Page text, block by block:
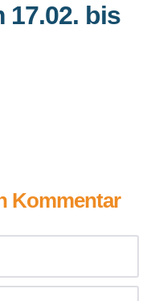
17.02. bis
Kommentar